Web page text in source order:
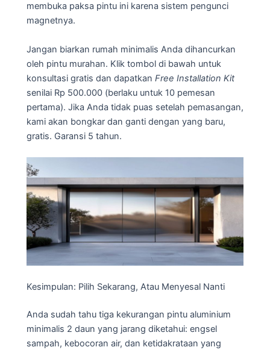
membuka paksa pintu ini karena sistem pengunci
magnetnya.
Jangan biarkan rumah minimalis Anda dihancurkan
oleh pintu murahan. Klik tombol di bawah untuk
konsultasi gratis dan dapatkan Free Installation Kit
senilai Rp 500.000 (berlaku untuk 10 pemesan
pertama). Jika Anda tidak puas setelah pemasangan,
kami akan bongkar dan ganti dengan yang baru,
gratis. Garansi 5 tahun.
Kesimpulan: Pilih Sekarang, Atau Menyesal Nanti
Anda sudah tahu tiga kekurangan pintu aluminium
minimalis 2 daun yang jarang diketahui: engsel
sampah, kebocoran air, dan ketidakrataan yang